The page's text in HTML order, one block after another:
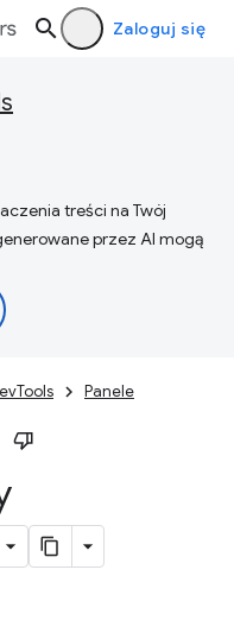
Zaloguj się
treści na Twój
przez AI mogą
Panele